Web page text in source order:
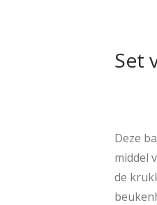
Set
Deze
middel
de